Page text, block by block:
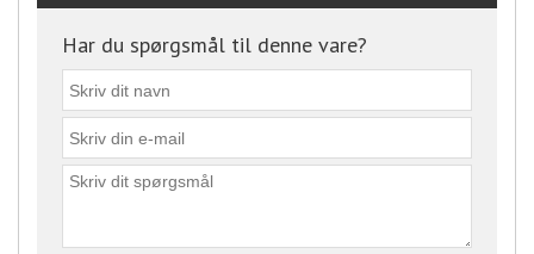
Har du spørgsmål til denne vare?